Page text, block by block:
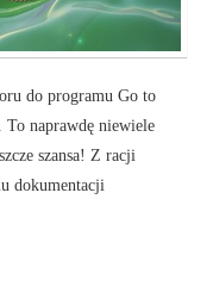
do programu Go to
naprawdę niewiele
szansa! Z racji
dokumentacji